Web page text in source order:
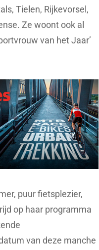
Tielen, Rijkevorsel,
Ze woont ook al
van het Jaar’
puur fietsplezier,
op haar programma
van deze manche